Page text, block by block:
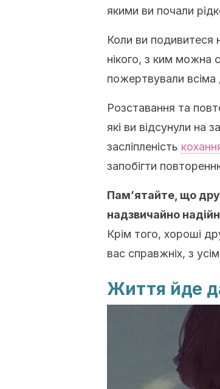
якими ви почали
Коли ви
нікого, з ким можна
пожертвували
Розставання та
які ви відсунули на
засліпленість
запобігти
Пам’ятайте, що
надзвичайно
Крім того, хороші
вас справжніх, з
Життя йде